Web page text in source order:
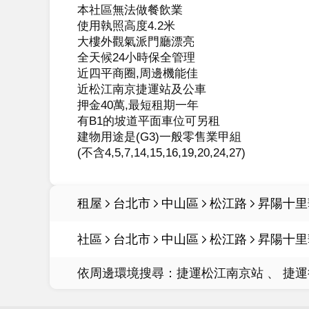
本社區無法做餐飲業
使用執照高度4.2米
大樓外觀氣派門廳漂亮
全天候24小時保全管理
近四平商圈,周邊機能佳
近松江南京捷運站及公車
押金40萬,最短租期一年
有B1的坡道平面車位可另租
建物用途是(G3)一般零售業甲組
(不含4,5,7,14,15,16,19,20,24,27)
租屋 台北市 中山區 松江路 昇陽十
社區 台北市 中山區 松江路 昇陽十
依周邊環境搜尋： 捷運松江南京站 捷